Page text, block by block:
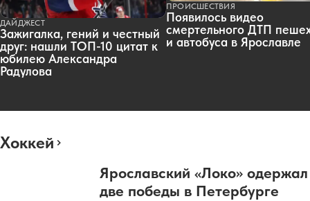
ДАЙДЖЕСТ
Зажигалка, гений и честный
друг: нашли ТОП-10 цитат к
юбилею Александра
Радулова
ПРОИСШЕСТВИЯ
Появилось видео
смертельного ДТП
и автобуса в Ярославле
Хоккей
Ярославский «Локо» одержал
две победы в Петербурге